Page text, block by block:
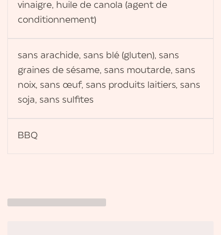
vinaigre, huile de canola (agent de
conditionnement)
sans arachide, sans blé (gluten), sans
graines de sésame, sans moutarde, sans
noix, sans œuf, sans produits laitiers, sans
soja, sans sulfites
BBQ